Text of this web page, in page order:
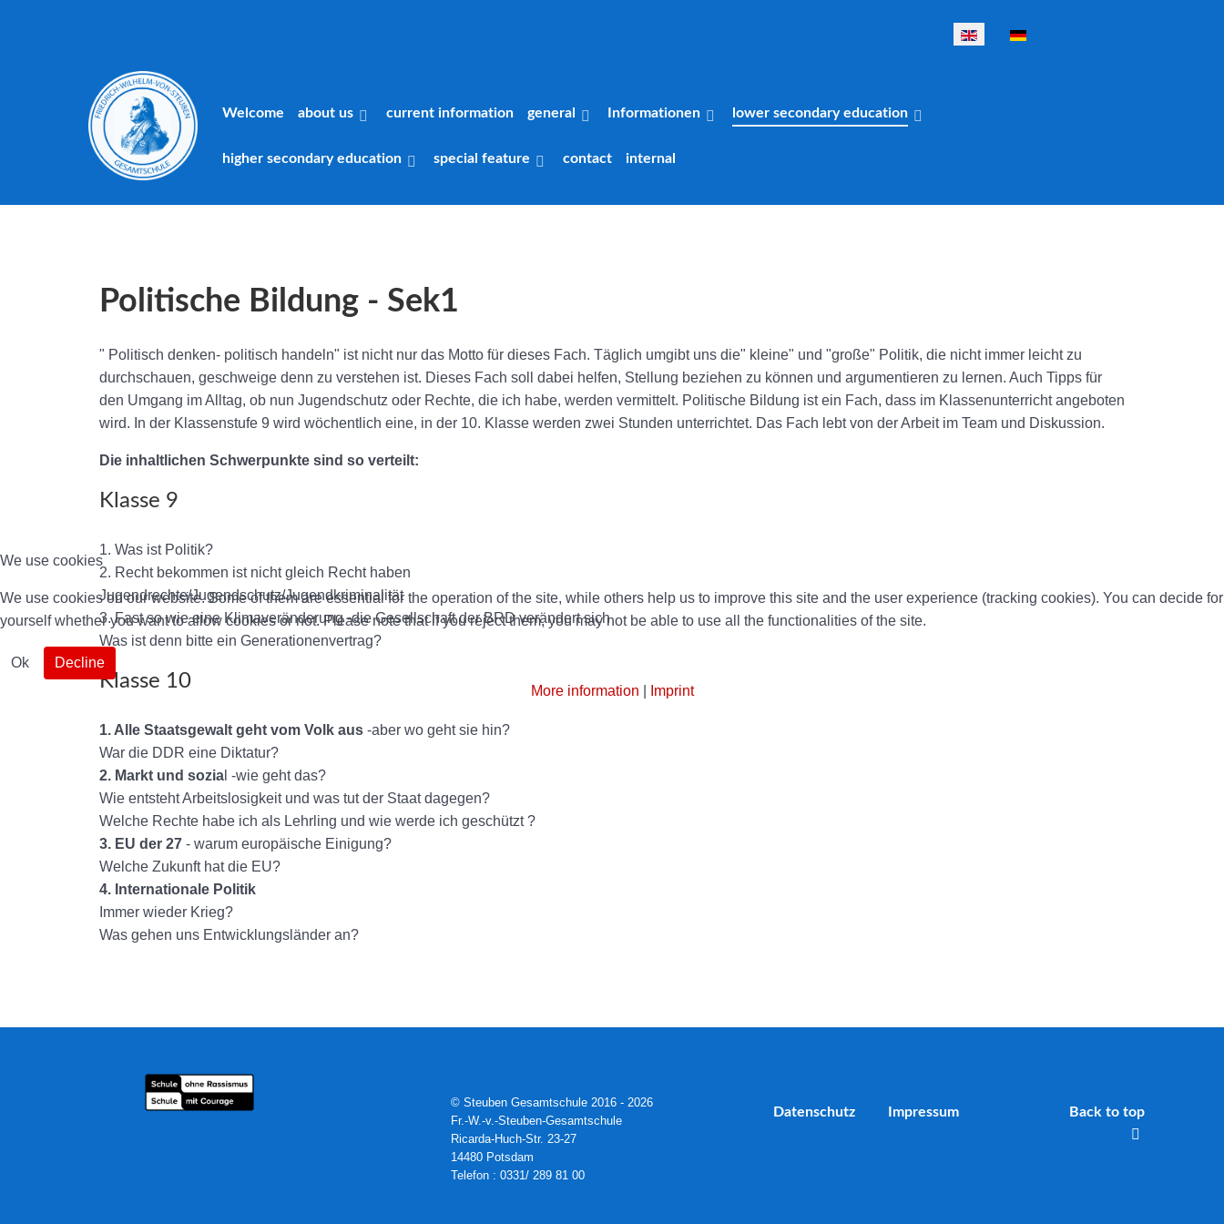
Select your language
Welcome about us current information general Informationen lower secondary education
higher secondary education special feature contact internal
Politische Bildung - Sek1
" Politisch denken- politisch handeln" ist nicht nur das Motto für dieses Fach. Täglich umgibt uns die" kleine" und "große" Politik, die nicht immer leicht zu
durchschauen, geschweige denn zu verstehen ist. Dieses Fach soll dabei helfen, Stellung beziehen zu können und argumentieren zu lernen. Auch Tipps für
den Umgang im Alltag, ob nun Jugendschutz oder Rechte, die ich habe, werden vermittelt. Politische Bildung ist ein Fach, dass im Klassenunterricht angeboten
wird. In der Klassenstufe 9 wird wöchentlich eine, in der 10. Klasse werden zwei Stunden unterrichtet. Das Fach lebt von der Arbeit im Team und Diskussion.
Die inhaltlichen Schwerpunkte sind so verteilt:
Klasse 9
1. Was ist Politik?
2. Recht bekommen ist nicht gleich Recht haben
Jugendrechte/Jugendschutz/Jugendkriminalität
3. Fast so wie eine Klimaveränderung -die Gesellschaft der BRD verändert sich
Was ist denn bitte ein Generationenvertrag?
Klasse 10
1. Alle Staatsgewalt geht vom Volk aus -aber wo geht sie hin?
War die DDR eine Diktatur?
2. Markt und sozia l -wie geht das?
Wie entsteht Arbeitslosigkeit und was tut der Staat dagegen?
Welche Rechte habe ich als Lehrling und wie werde ich geschützt ?
3. EU der 27 - warum europäische Einigung?
Welche Zukunft hat die EU?
4. Internationale Politik
Immer wieder Krieg?
Was gehen uns Entwicklungsländer an?
© Steuben Gesamtschule 2016 - 2026
Fr.-W.-v.-Steuben-Gesamtschule
Ricarda-Huch-Str. 23-27
14480 Potsdam
Telefon : 0331/ 289 81 00
Datenschutz Impressum Back to top
We use cookies
We use cookies on our website. Some of them are essential for the operation of the site, while others help us to improve this site and the user experience (tracking cookies). You can decide for
yourself whether you want to allow cookies or not. Please note that if you reject them, you may not be able to use all the functionalities of the site.
Ok
Decline
More information
Imprint